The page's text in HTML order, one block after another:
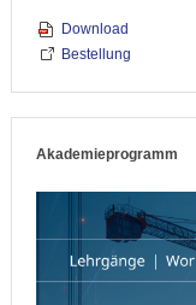
Download
Bestellung
Akademieprogramm